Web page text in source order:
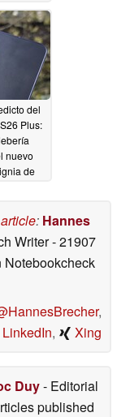
del
Plus:
nuevo
de
: Hannes
Writer- 21907
,
LinkedIn, Xing
Duy- Editorial
published